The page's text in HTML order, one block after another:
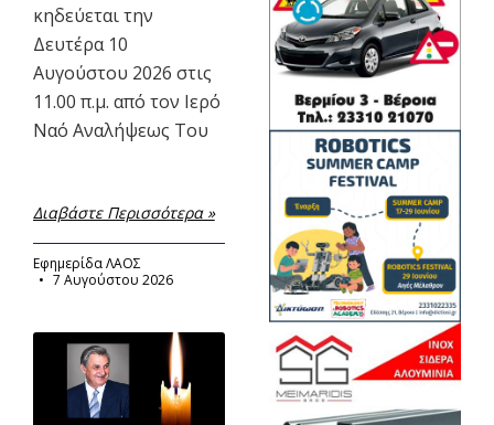
κηδεύεται την
Δευτέρα 10
Αυγούστου 2026 στις
11.00 π.μ. από τον Ιερό
Ναό Αναλήψεως Του
Διαβάστε Περισσότερα »
Εφημερίδα ΛΑΟΣ
7 Αυγούστου 2026